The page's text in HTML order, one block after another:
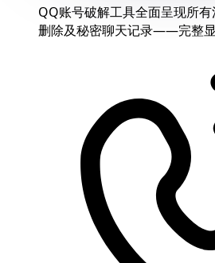
QQ账号破解工具全面呈现所
删除及秘密聊天记录——完整显